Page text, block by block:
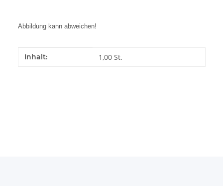
Abbildung kann abweichen!
Produkteigenschaft
Wert
Inhalt: 1,00 St.